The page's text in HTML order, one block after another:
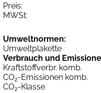
Preis:
MWSt:
Umweltnormen:
Umweltplakette
Verbrauch und
Kraftstoffverbr. komb.
CO2-Emissionen komb.
CO2-Klasse